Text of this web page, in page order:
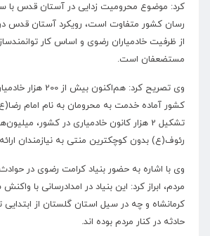
کرد: موضوع محرومیت زدایی در آستان قدس با
رسان کشور متفاوت است، رویکرد آستان قدس در
از ظرفیت خادمیاران رضوی و اساس کار
مستضعفان است.
وی تصریح کرد: هم‌اکنون
کشور آماده خدمت به محرومان به نام امام
تشکیل 2 هزار کانون خادمیاری در کشور،
رئوف(ع) بدون کوچکترین منتی به نیازمندان
وی با اشاره به حضور بنیاد کرامت رضوی در
مردم، ابراز کرد: این بنیاد در امدادرسانی با
کرمانشاه و چه در سیل استان گلستان از
حادثه در کنار مردم بوده اند.